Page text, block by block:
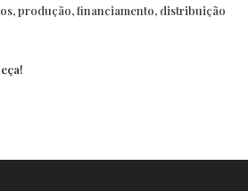
produção, financiamento, distribuição